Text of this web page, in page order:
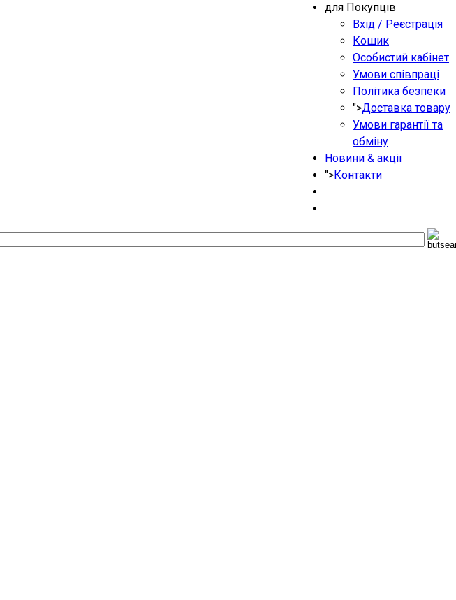
для Покупців
Вхід / Реєстрація
Кошик
Особистий кабінет
Умови співпраці
Політика безпеки
">Доставка товару
Умови гарантії та
обміну
Новини & акції
">Контакти